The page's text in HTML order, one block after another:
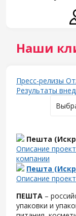
Наши
Пресс-релизы
Результаты
Пешта
Описание
компании
Пешта
Описание
ПЕШТА –
упаковки и